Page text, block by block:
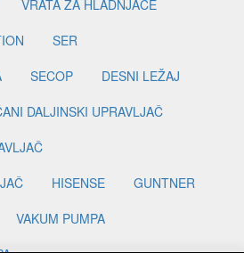
VRATA ZA HLADNJAČE
SER
SECOP
DESNI LEŽAJ
DALJINSKI UPRAVLJAČ
HISENSE
GUNTNER
VAKUM PUMPA